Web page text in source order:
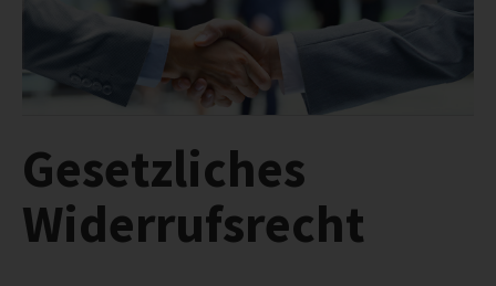
RICHTIG VERPACKEN
REFERENZEN
IMPRESSUM
AGB
DATENSCHUTZ
Gesetzliches
Widerrufsrecht